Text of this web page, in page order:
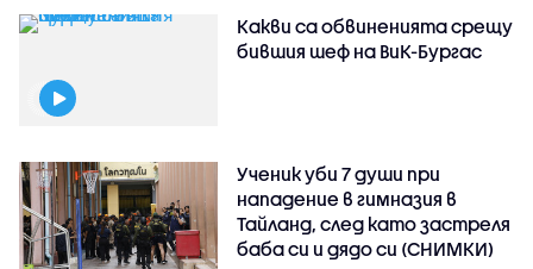
Какви са обвиненията срещу
бившия шеф на ВиК-Бургас
Ученик уби 7 души при
нападение в гимназия в
Тайланд, след като застреля
баба си и дядо си (СНИМКИ)